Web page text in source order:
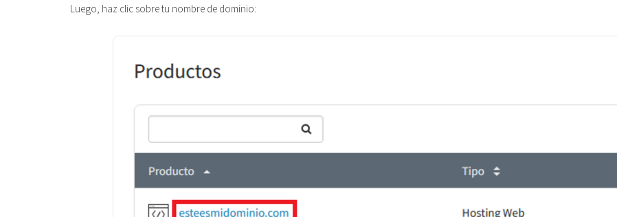
Luego, haz clic sobre tu nombre de dominio: